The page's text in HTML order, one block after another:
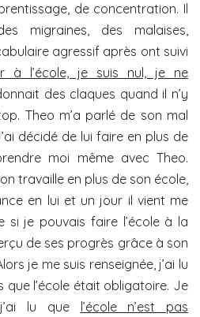
de concentration. Il
migraines, des malaises,
agressif après ont suivi
à l’école, je suis nul, je ne
des claques quand il n’y
Theo m’a parlé de son mal
décidé de lui faire en plus de
moi même avec Theo.
travaille en plus de son école,
en lui et un jour il vient me
si je pouvais faire l’école à la
de ses progrès grâce à son
je me suis renseignée, j’ai lu
l’école était obligatoire. Je
lu que l’école n’est pas